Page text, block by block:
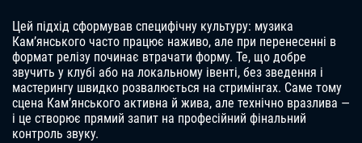
Цей підхід сформував специфічну культуру: музика
Кам’янського часто працює наживо, але при перенесенні в
формат релізу починає втрачати форму. Те, що добре
звучить у клубі або на локальному івенті, без зведення і
мастерингу швидко розвалюється на стримінгах. Саме тому
сцена Кам’янського активна й жива, але технічно вразлива —
і це створює прямий запит на професійний фінальний
контроль звуку.